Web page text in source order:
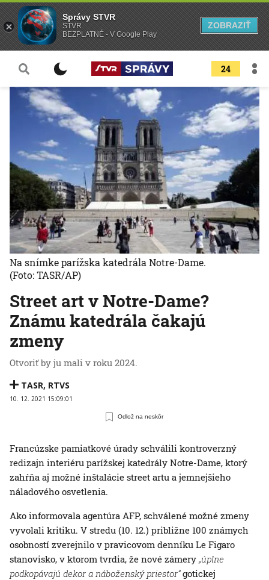
24
Street art v Notre-Dame?
Známu katedrála čakajú
zmeny
Otvoriť by ju mali v roku 2024.
TASR, RTVS
10. 12. 2021 15:09:01
Odlož na neskôr
Na snímke parížska katedrála Notre-Dame.
(Foto: TASR/AP)
Francúzske pamiatkové úrady schválili kontroverzný
redizajn interiéru parížskej katedrály Notre-Dame, ktorý
zahŕňa aj možné inštalácie street artu a jemnejšieho
náladového osvetlenia.
Ako informovala agentúra AFP, schválené možné zmeny
vyvolali kritiku. V stredu (10. 12.) približne 100 známych
osobností zverejnilo v pravicovom denníku Le Figaro
stanovisko, v ktorom tvrdia, že nové zámery „úplne
podkopávajú dekor a náboženský priestor“gotickej
Správy STVR
STVR
BEZPLATNÉ - V Google Play
ZOBRAZIŤ